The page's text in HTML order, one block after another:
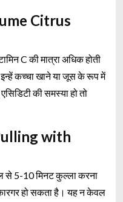
Citrus
C की मात्रा अधिक होती
इन्हें कच्चा खाने या जूस के रूप में
की समस्या हो तो
with
से 5-10 मिनट कुल्ला करना
हो सकता है। यह न केवल